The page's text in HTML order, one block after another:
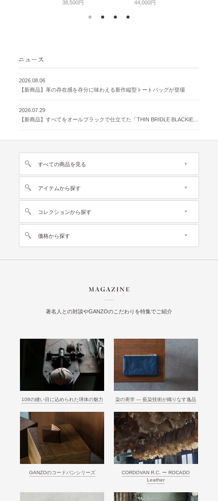
38,500円 44,000円
2026.08.06
【新商品】革の存在感を存分に味わえる新作縦型トートバッグが登場
2026.07.29
すべての商品を見る
アイテムから探す
コレクションから探す
価格から探す
著名人との対談やGANZOのこだわりを特集でご紹介
108の縫い目に込められた球体の魅力 染の美学 ― 藍染技術が織りなす逸品
GANZOのコードバンシリーズ
CORDOVAN R.C. ー ROCADO
Leather